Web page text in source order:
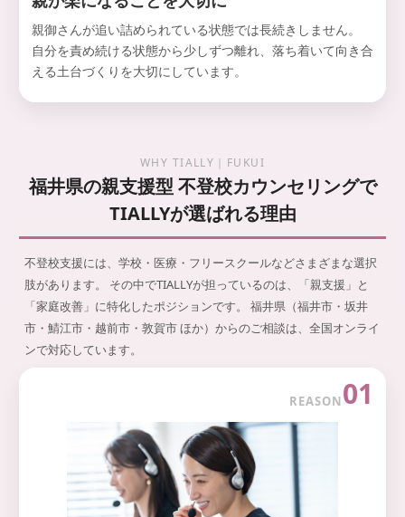
親御さんが追い詰められている状態では長続きしません。
自分を責め続ける状態から少しずつ離れ、落ち着いて向き合
える土台づくりを大切にしています。
WHY TIALLY｜FUKUI
福井県の親支援型 不登校カウンセリングで
TIALLYが選ばれる理由
不登校支援には、学校・医療・フリースクールなどさまざまな選択
肢があります。
その中でTIALLYが担っているのは、「親支援」と
「家庭改善」に特化したポジションです。
福井県（福井市・坂井
市・鯖江市・越前市・敦賀市 ほか）からのご相談は、全国オンライ
ンで対応しています。
REASON01